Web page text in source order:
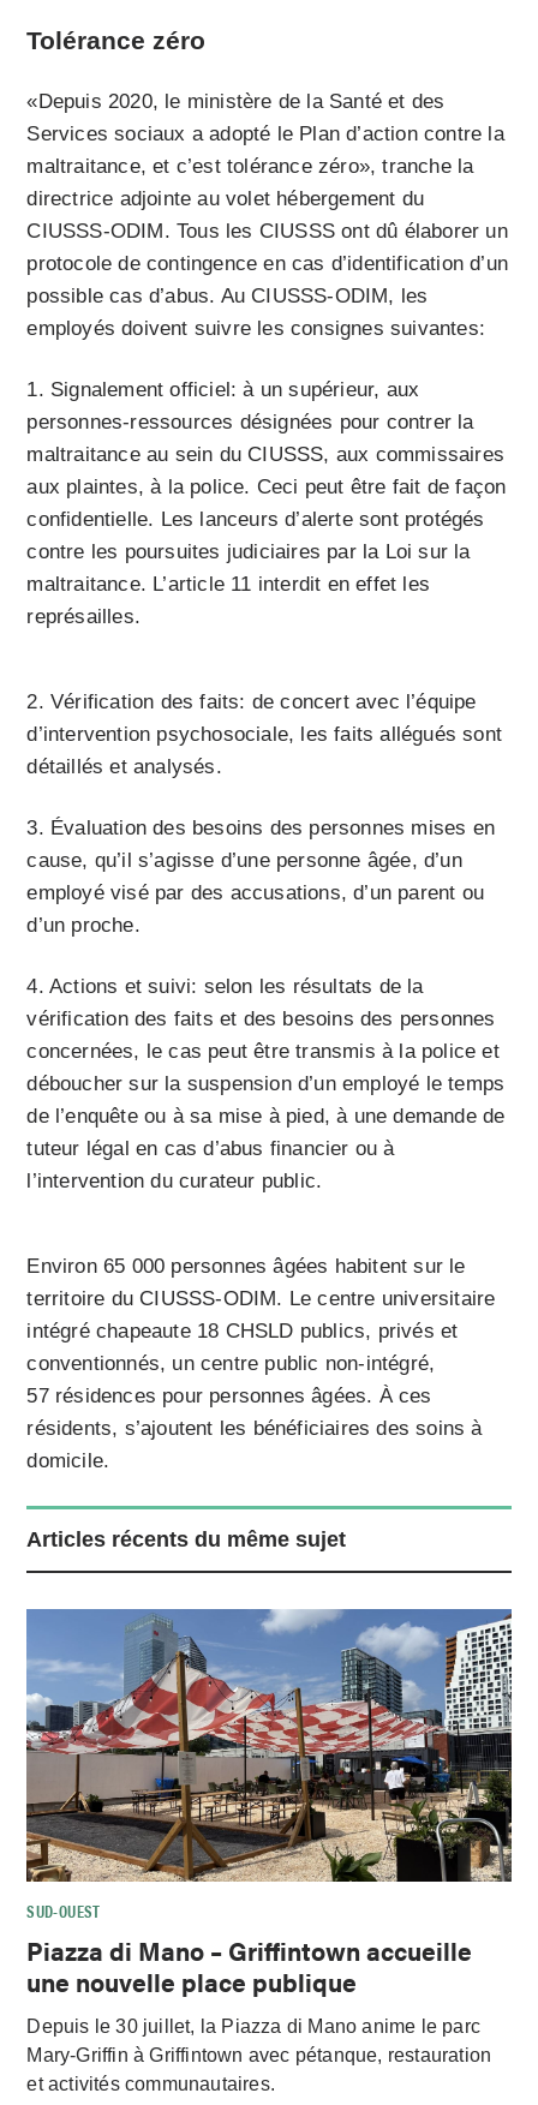
Tolérance zéro
«Depuis 2020, le ministère de la Santé et des
Services sociaux a adopté le Plan d’action contre la
maltraitance, et c’est tolérance zéro», tranche la
directrice adjointe au volet hébergement du
CIUSSS-ODIM. Tous les CIUSSS ont dû élaborer un
protocole de contingence en cas d’identification d’un
possible cas d’abus. Au CIUSSS-ODIM, les
employés doivent suivre les consignes suivantes:
1. Signalement officiel: à un supérieur, aux
personnes-ressources désignées pour contrer la
maltraitance au sein du CIUSSS, aux commissaires
aux plaintes, à la police. Ceci peut être fait de façon
confidentielle. Les lanceurs d’alerte sont protégés
contre les poursuites judiciaires par la Loi sur la
maltraitance. L’article 11 interdit en effet les
représailles.
2. Vérification des faits: de concert avec l’équipe
d’intervention psychosociale, les faits allégués sont
détaillés et analysés.
3. Évaluation des besoins des personnes mises en
cause, qu’il s’agisse d’une personne âgée, d’un
employé visé par des accusations, d’un parent ou
d’un proche.
4. Actions et suivi: selon les résultats de la
vérification des faits et des besoins des personnes
concernées, le cas peut être transmis à la police et
déboucher sur la suspension d’un employé le temps
de l’enquête ou à sa mise à pied, à une demande de
tuteur légal en cas d’abus financier ou à
l’intervention du curateur public.
Environ 65 000 personnes âgées habitent sur le
territoire du CIUSSS-ODIM. Le centre universitaire
intégré chapeaute 18 CHSLD publics, privés et
conventionnés, un centre public non-intégré,
57 résidences pour personnes âgées. À ces
résidents, s’ajoutent les bénéficiaires des soins à
domicile.
Articles récents du même sujet
SUD-OUEST
Piazza di Mano – Griffintown accueille
une nouvelle place publique
Depuis le 30 juillet, la Piazza di Mano anime le parc
Mary-Griffin à Griffintown avec pétanque, restauration
et activités communautaires.